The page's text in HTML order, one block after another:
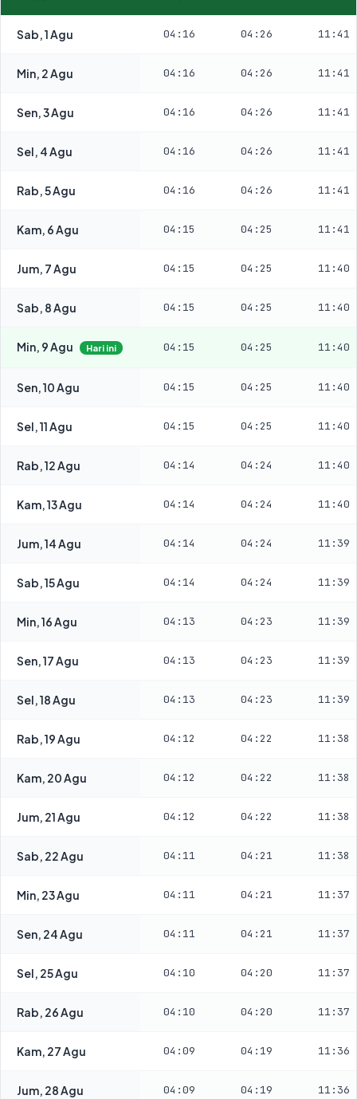
Sab, 1 Agu 04:16 04:26 11:41
Min, 2 Agu 04:16 04:26 11:41
Sen, 3 Agu 04:16 04:26 11:41
Sel, 4 Agu 04:16 04:26 11:41
Rab, 5 Agu 04:16 04:26 11:41
Kam, 6 Agu 04:15 04:25 11:41
Jum, 7 Agu 04:15 04:25 11:40
Sab, 8 Agu 04:15 04:25 11:40
Min, 9 Agu Hari ini 04:15 04:25 11:40
Sen, 10 Agu 04:15 04:25 11:40
Sel, 11 Agu 04:15 04:25 11:40
Rab, 12 Agu 04:14 04:24 11:40
Kam, 13 Agu 04:14 04:24 11:40
Jum, 14 Agu 04:14 04:24 11:39
Sab, 15 Agu 04:14 04:24 11:39
Min, 16 Agu 04:13 04:23 11:39
Sen, 17 Agu 04:13 04:23 11:39
Sel, 18 Agu 04:13 04:23 11:39
Rab, 19 Agu 04:12 04:22 11:38
Kam, 20 Agu 04:12 04:22 11:38
Jum, 21 Agu 04:12 04:22 11:38
Sab, 22 Agu 04:11 04:21 11:38
Min, 23 Agu 04:11 04:21 11:37
Sen, 24 Agu 04:11 04:21 11:37
Sel, 25 Agu 04:10 04:20 11:37
Rab, 26 Agu 04:10 04:20 11:37
Kam, 27 Agu 04:09 04:19 11:36
Jum, 28 Agu 04:09 04:19 11:36